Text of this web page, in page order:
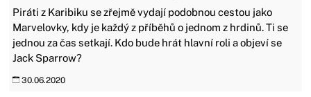
Piráti z Karibiku se zřejmě vydají podobnou cestou jako
Marvelovky, kdy je každý z příběhů o jednom z hrdinů. Ti se
jednou za čas setkají. Kdo bude hrát hlavní roli a objeví se
Jack Sparrow?
30.06.2020